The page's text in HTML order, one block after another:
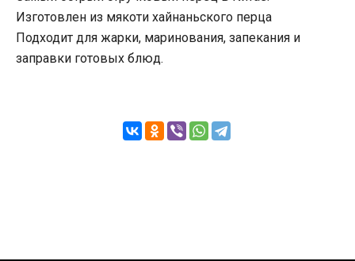
Изготовлен из мякоти хайнаньского перца
Подходит для жарки, маринования, запекания и
заправки готовых блюд.